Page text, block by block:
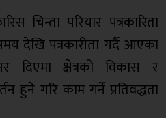
चिन्ता परियार पत्रकारिता
देखि पत्रकारीता गर्दै आएका
दिएमा क्षेत्रको विकास र
हुने गरि काम गर्ने प्रतिवद्धता